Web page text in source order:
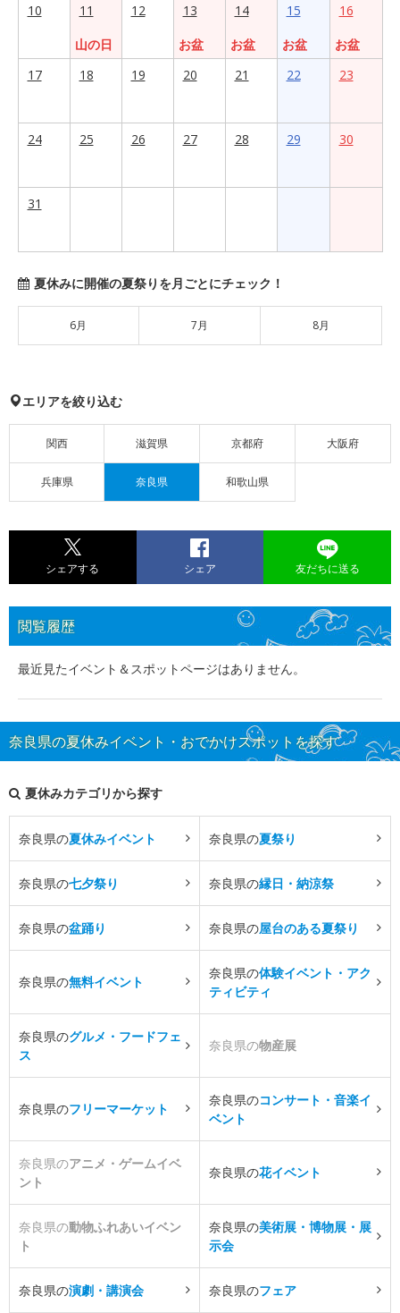
10
11
山の日
12
13
お盆
14
お盆
15
お盆
16
お盆
17
18 19 20 21 22 23
24 25 26 27 28 29 30
31
夏休みに開催の夏祭りを月ごとにチェック！
6月 7月 8月
エリアを絞り込む
関西 滋賀県 京都府 大阪府
兵庫県 奈良県 和歌山県
シェアする シェア 友だちに送る
閲覧履歴
最近見たイベント＆スポットページはありません。
奈良県の夏休みイベント・おでかけスポットを探す
夏休みカテゴリから探す
奈良県の夏休みイベント 奈良県の夏祭り
奈良県の七夕祭り 奈良県の縁日・納涼祭
奈良県の盆踊り 奈良県の屋台のある夏祭り
奈良県の無料イベント
奈良県の体験イベント・アク
ティビティ
奈良県のグルメ・フードフェ
ス
奈良県の物産展
奈良県のフリーマーケット
奈良県のコンサート・音楽イ
ベント
奈良県のアニメ・ゲームイベ
ント
奈良県の花イベント
奈良県の動物ふれあいイベン
ト
奈良県の美術展・博物展・展
示会
奈良県の演劇・講演会 奈良県のフェア